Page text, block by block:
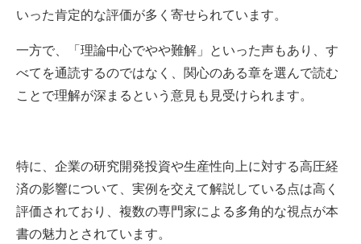
いった肯定的な評価が多く寄せられています。
一方で、「理論中心でやや難解」といった声もあり、す
べてを通読するのではなく、関心のある章を選んで読む
ことで理解が深まるという意見も見受けられます。
特に、企業の研究開発投資や生産性向上に対する高圧経
済の影響について、実例を交えて解説している点は高く
評価されており、複数の専門家による多角的な視点が本
書の魅力とされています。